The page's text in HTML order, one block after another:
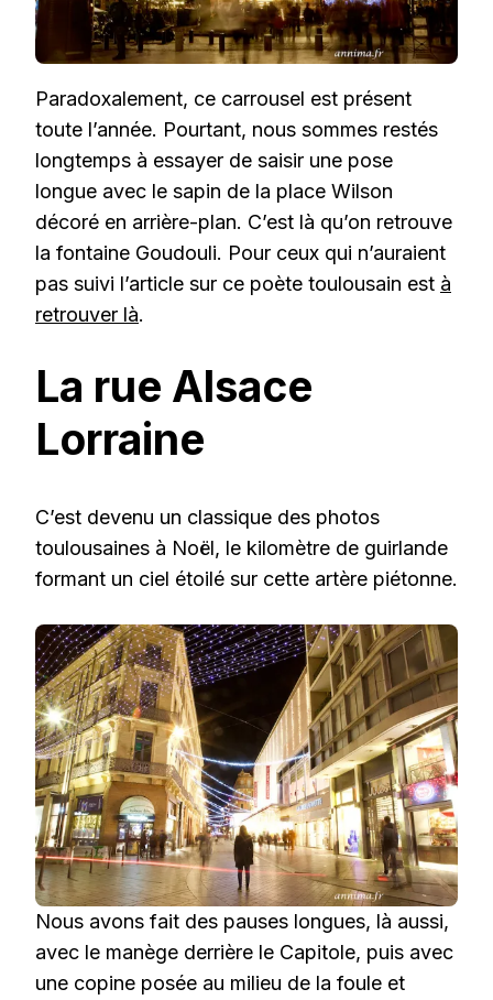
Paradoxalement, ce carrousel est présent
toute l’année. Pourtant, nous sommes restés
longtemps à essayer de saisir une pose
longue avec le sapin de la place Wilson
décoré en arrière-plan. C’est là qu’on retrouve
la fontaine Goudouli. Pour ceux qui n’auraient
pas suivi l’article sur ce poète toulousain est à
retrouver là.
La rue Alsace
Lorraine
C’est devenu un classique des photos
toulousaines à Noël, le kilomètre de guirlande
formant un ciel étoilé sur cette artère piétonne.
Nous avons fait des pauses longues, là aussi,
avec le manège derrière le Capitole, puis avec
une copine posée au milieu de la foule et